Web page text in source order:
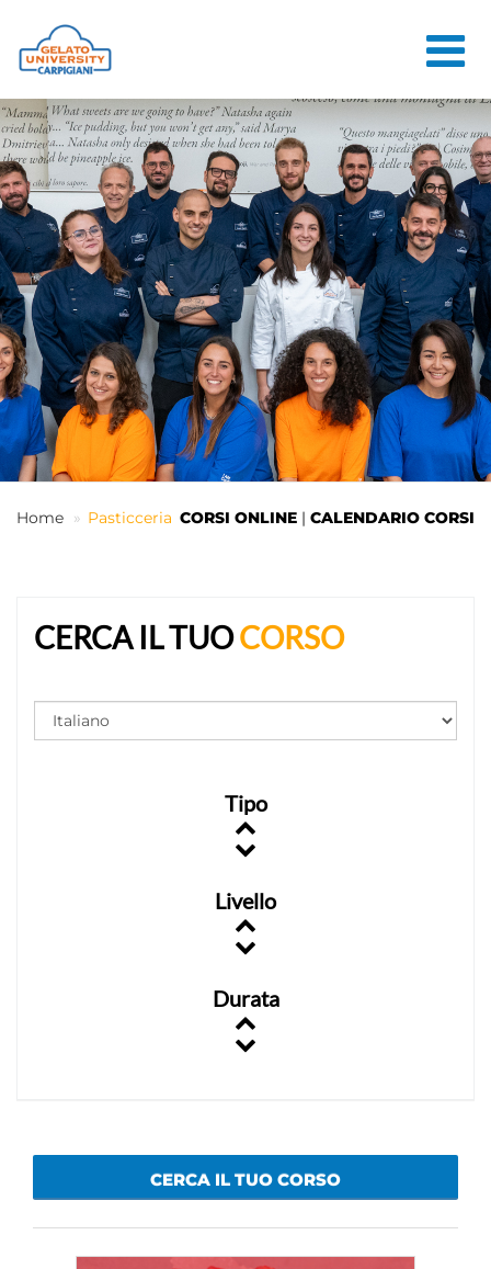
HOME
LA SCUOLA
CORSI ONLINE
CORSI
CONSULENZE
JOB CENTER
CONTATTI
ACCEDI
Home Pasticceria CORSI ONLINE | CALENDARIO CORSI
CERCA IL TUOCORSO
Tipo
Livello
Durata
CERCA IL TUO CORSO